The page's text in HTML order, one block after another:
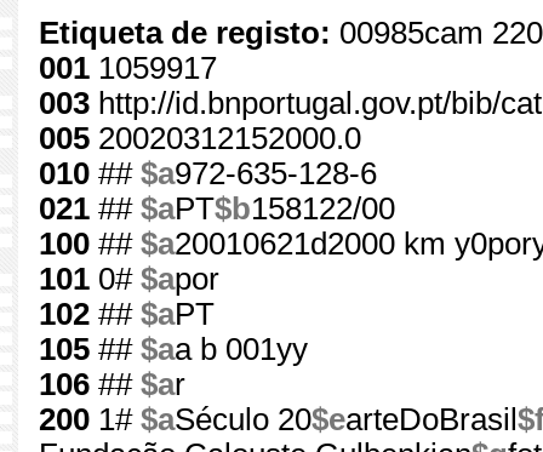
Etiqueta de registo: 00985cam
001 1059917
003 http://id.bnportugal.gov.pt/bib/
005 20020312152000.0
010 ## $a972-635-128-6
021 ## $aPT$b158122/00
100 ## $a20010621d2000 km
101 0# $apor
102 ## $aPT
105 ## $aa b 001yy
106 ## $ar
200 1# $aSéculo 20$earteDoBrasil